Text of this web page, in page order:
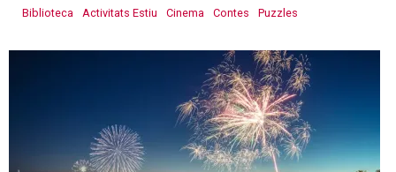
Biblioteca Activitats Estiu Cinema Contes Puzzles